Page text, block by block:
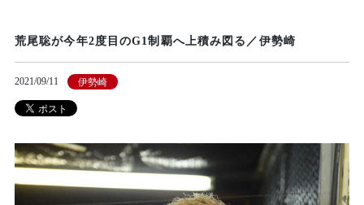
荒尾聡が今年2度目のG1制覇へ上積み図る／伊勢崎
2021/09/11 伊勢崎